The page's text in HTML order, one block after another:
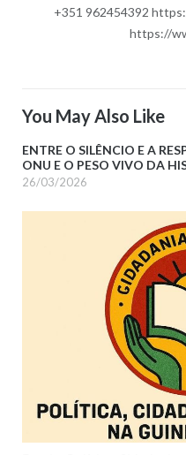
+351 962454392
https://
You May Also Like
ENTRE O SILÊNCIO E A
ONU E O PESO VIVO DA
26/03/2026